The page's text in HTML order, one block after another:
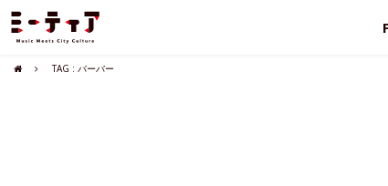
TAG : バーバー